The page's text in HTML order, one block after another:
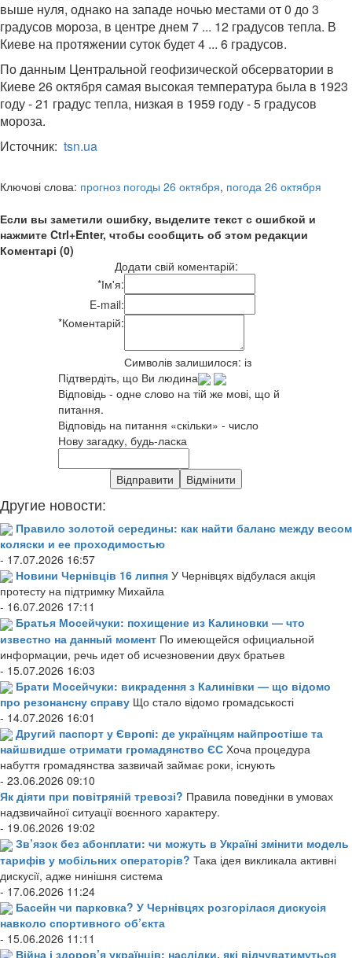
выше нуля, однако на западе ночью местами от 0 до 3
градусов мороза, в центре днем 7 ... 12 градусов тепла. В
Киеве на протяжении суток будет 4 ... 6 градусов.
По данным Центральной геофизической обсерватории в
Киеве 26 октября самая высокая температура была в 1923
году - 21 градус тепла, низкая в 1959 году - 5 градусов
мороза.
Источник: tsn.ua
Ключові слова: прогноз погоды 26 октября, погода 26 октября
Если вы заметили ошибку, выделите текст с ошибкой и
нажмите Ctrl+Enter, чтобы сообщить об этом редакции
Коментарі (0)
Додати свій коментарій:
*Ім'я:
E-mail:
*Коментарій:
Символів залишилося: із
Підтвердіть, що Ви людина
Відповідь - одне слово на тій же мові, що й
питання.
Відповідь на питання «скільки» - число
Нову загадку, будь-ласка
Другие новости:
Правило золотой середины: как найти баланс между весом
коляски и ее проходимостью
- 17.07.2026 16:57
Новини Чернівців 16 липня У Чернівцях відбулася акція
протесту на підтримку Михайла
- 16.07.2026 17:11
Братья Мосейчуки: похищение из Калиновки — что
известно на данный момент По имеющейся официальной
информации, речь идет об исчезновении двух братьев
- 15.07.2026 16:03
Брати Мосейчуки: викрадення з Калинівки — що відомо
про резонансну справу Що стало відомо громадськості
- 14.07.2026 16:01
Другий паспорт у Європі: де українцям найпростіше та
найшвидше отримати громадянство ЄС Хоча процедура
набуття громадянства зазвичай займає роки, існують
- 23.06.2026 09:10
Як діяти при повітряній тревозі? Правила поведінки в умовах
надзвичайної ситуації воєнного характеру.
- 19.06.2026 19:02
Зв’язок без абонплати: чи можуть в Україні змінити модель
тарифів у мобільних операторів? Така ідея викликала активні
дискусії, адже нинішня система
- 17.06.2026 11:24
Басейн чи парковка? У Чернівцях розгорілася дискусія
навколо спортивного об’єкта
- 15.06.2026 11:11
Війна і здоров’я українців: наслідки, які відчуватимуться